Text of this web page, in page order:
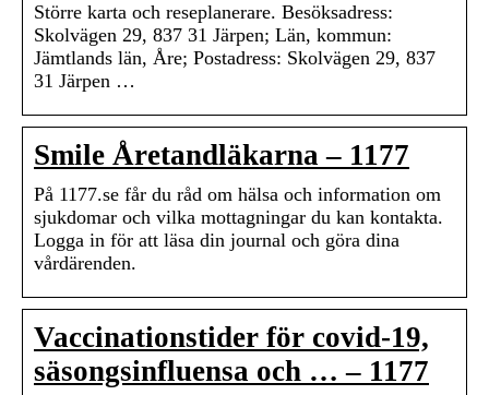
Större karta och reseplanerare. Besöksadress:
Skolvägen 29, 837 31 Järpen; Län, kommun:
Jämtlands län, Åre; Postadress: Skolvägen 29, 837
31 Järpen …
Smile Åretandläkarna – 1177
På 1177.se får du råd om hälsa och information om
sjukdomar och vilka mottagningar du kan kontakta.
Logga in för att läsa din journal och göra dina
vårdärenden.
Vaccinationstider för covid-19,
säsongsinfluensa och … – 1177